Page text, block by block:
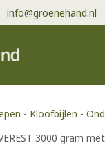
info@groenehand.nl
- Kloofbijlen -
3000 gram